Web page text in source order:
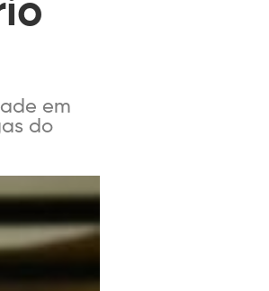
em
do